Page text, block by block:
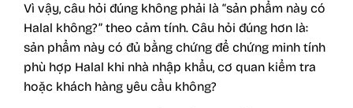
Vì vậy, câu hỏi đúng không phải là “sản phẩm này có
Halal không?” theo cảm tính. Câu hỏi đúng hơn là:
sản phẩm này có đủ bằng chứng để chứng minh tính
phù hợp Halal khi nhà nhập khẩu, cơ quan kiểm tra
hoặc khách hàng yêu cầu không?